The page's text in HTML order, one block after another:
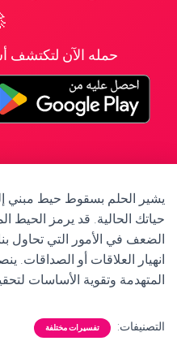
حمله الآن لتكتشف
يشير الحلم بسقوط حيط مبني
حياتك الحالية. قد يرمز الحيط
الضعف في الأمور التي تحاول
انهيار العلاقات أو الصداقات.
المتهدمة وتقوية الأساسات
التصنيفات: تفسيرات مختلفة